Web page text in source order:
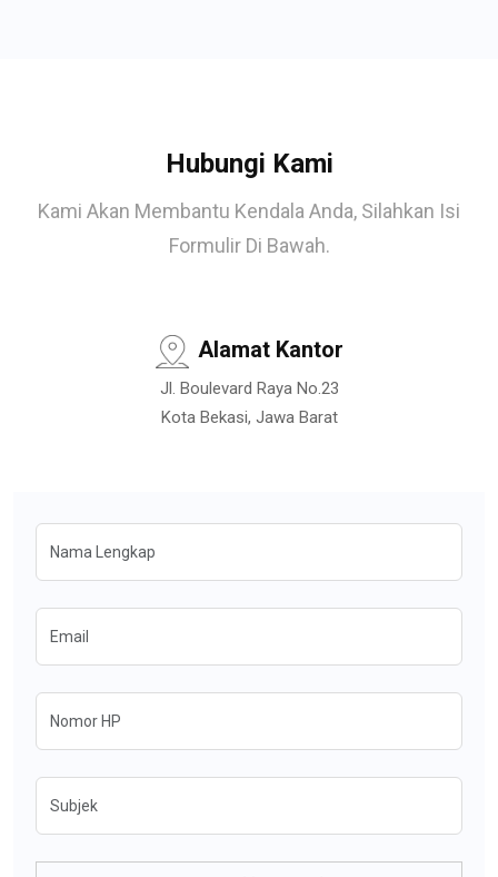
Hubungi Kami
Kami Akan Membantu Kendala Anda, Silahkan Isi
Formulir Di Bawah.
Alamat Kantor
Jl. Boulevard Raya No.23
Kota Bekasi, Jawa Barat